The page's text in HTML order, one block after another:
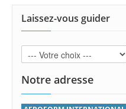
Laissez-vous guider
Notre adresse